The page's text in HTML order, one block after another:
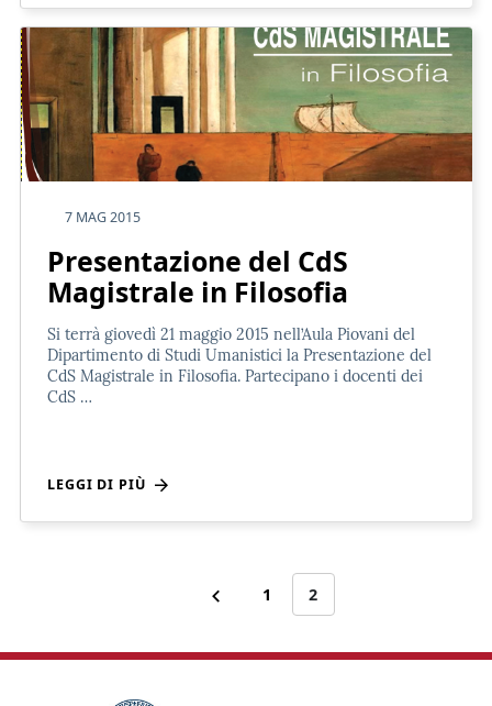
7 MAG 2015
Presentazione del CdS
Magistrale in Filosofia
Si terrà giovedì 21 maggio 2015 nell’Aula Piovani del
Dipartimento di Studi Umanistici la Presentazione del
CdS Magistrale in Filosofia. Partecipano i docenti dei
CdS …
LEGGI DI PIÙ
1 2